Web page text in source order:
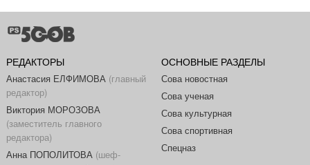
РЕДАКТОРЫ
Анастасия ЕЛФИМОВА(главный
редактор)
Виктория МОРОЗОВА
(заместитель главного
редактора)
Анна ПОПОЛИТОВА(шеф-
ОСНОВНЫЕ РАЗДЕЛЫ
Сова новостная
Сова ученая
Сова культурная
Сова спортивная
Спецназ